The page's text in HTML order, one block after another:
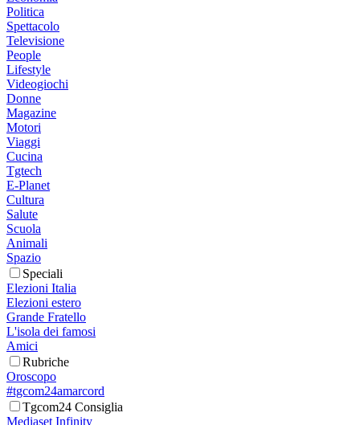
Politica
Spettacolo
Televisione
People
Lifestyle
Videogiochi
Donne
Magazine
Motori
Viaggi
Cucina
Tgtech
E-Planet
Cultura
Salute
Scuola
Animali
Spazio
Speciali
Elezioni Italia
Elezioni estero
Grande Fratello
L'isola dei famosi
Amici
Rubriche
Oroscopo
#tgcom24amarcord
Tgcom24 Consiglia
Mediaset Infinity